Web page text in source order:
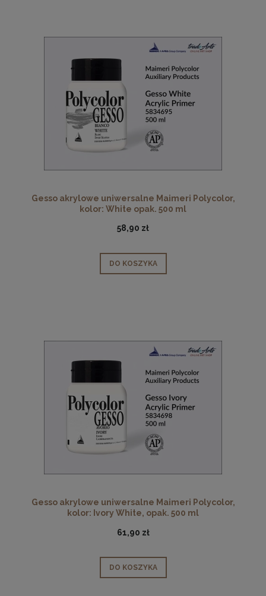
Gesso akrylowe uniwersalne Maimeri Polycolor,
kolor: White opak. 500 ml
58,90 zł
DO KOSZYKA
Gesso akrylowe uniwersalne Maimeri Polycolor,
kolor: Ivory White, opak. 500 ml
61,90 zł
DO KOSZYKA